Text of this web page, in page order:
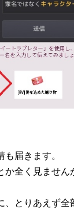
届きます。
か全く見ません
、とりあえず